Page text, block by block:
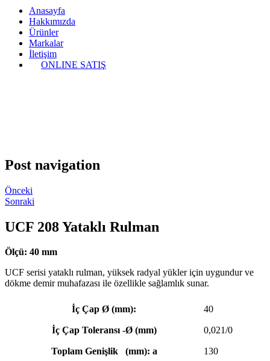
Anasayfa
Hakkımızda
Ürünler
Markalar
İletişim
ONLINE SATIŞ
Post navigation
Önceki
Sonraki
UCF 208 Yataklı Rulman
Ölçü: 40 mm
UCF serisi ​​yataklı rulman, yüksek radyal yükler için uygundur ve
dökme demir muhafazası ile özellikle sağlamlık sunar.
İç Çap Ø (mm): 40
İç Çap Toleransı -Ø (mm) 0,021/0
Toplam Genişlik (mm): a 130